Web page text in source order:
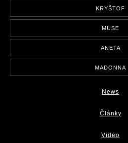
KRYŠTOF
MUSE
ANETA
MADONNA
News
Články
Video